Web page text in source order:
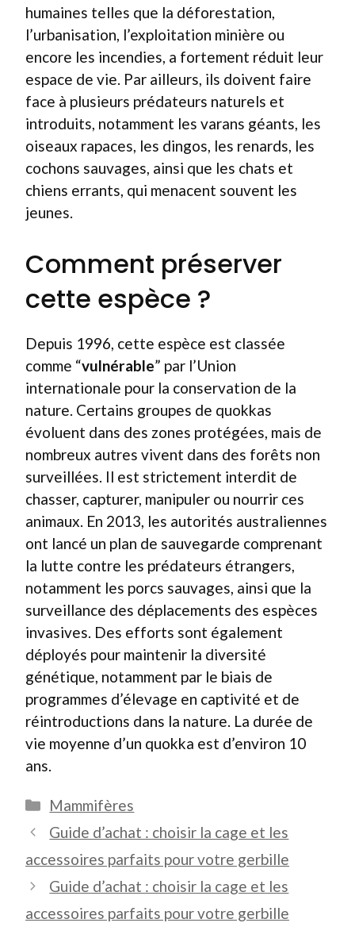
humaines telles que la déforestation,
l’urbanisation, l’exploitation minière ou
encore les incendies, a fortement réduit leur
espace de vie. Par ailleurs, ils doivent faire
face à plusieurs prédateurs naturels et
introduits, notamment les varans géants, les
oiseaux rapaces, les dingos, les renards, les
cochons sauvages, ainsi que les chats et
chiens errants, qui menacent souvent les
jeunes.
Comment préserver
cette espèce ?
Depuis 1996, cette espèce est classée
comme “vulnérable” par l’Union
internationale pour la conservation de la
nature. Certains groupes de quokkas
évoluent dans des zones protégées, mais de
nombreux autres vivent dans des forêts non
surveillées. Il est strictement interdit de
chasser, capturer, manipuler ou nourrir ces
animaux. En 2013, les autorités australiennes
ont lancé un plan de sauvegarde comprenant
la lutte contre les prédateurs étrangers,
notamment les porcs sauvages, ainsi que la
surveillance des déplacements des espèces
invasives. Des efforts sont également
déployés pour maintenir la diversité
génétique, notamment par le biais de
programmes d’élevage en captivité et de
réintroductions dans la nature. La durée de
vie moyenne d’un quokka est d’environ 10
ans.
Catégories
Mammifères
Guide d’achat : choisir la cage et les
accessoires parfaits pour votre gerbille
Guide d’achat : choisir la cage et les
accessoires parfaits pour votre gerbille